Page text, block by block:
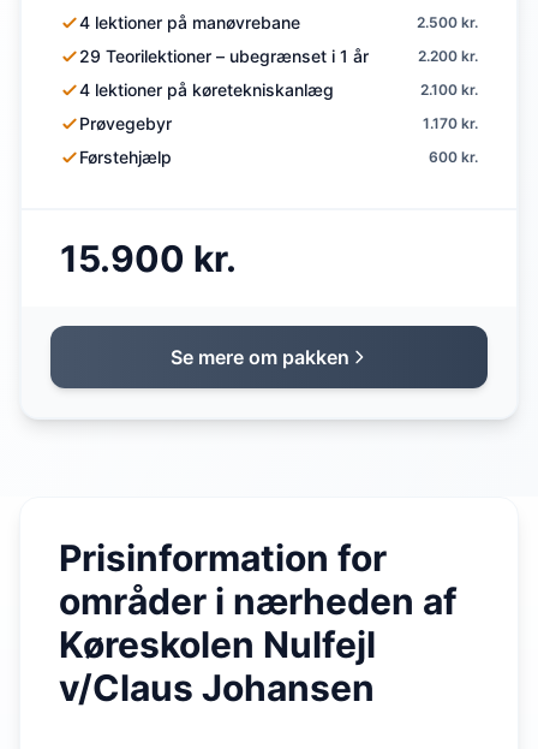
4 lektioner på manøvrebane 2.500 kr.
29 Teorilektioner – ubegrænset i 1 år 2.200 kr.
4 lektioner på køretekniskanlæg 2.100 kr.
Prøvegebyr 1.170 kr.
Førstehjælp 600 kr.
15.900 kr.
Se mere om pakken
Prisinformation for
områder i nærheden af
Køreskolen Nulfejl
v/Claus Johansen